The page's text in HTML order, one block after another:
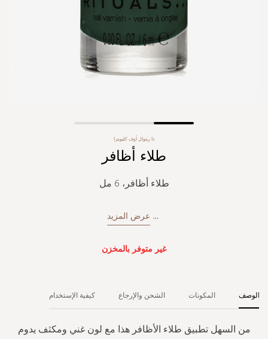
ذا ريتوال أوف كليوبترا
طلاء أظافر
طلاء أظافر، 6 مل
... عرض المزيد
غير متوفر بالمخزن
الوصف
من السهل تطبيق طلاء الأظافر هذا مع لون غني ومكثف يدوم
المكونات الشحن والإرجاع كيفية الإستخدام